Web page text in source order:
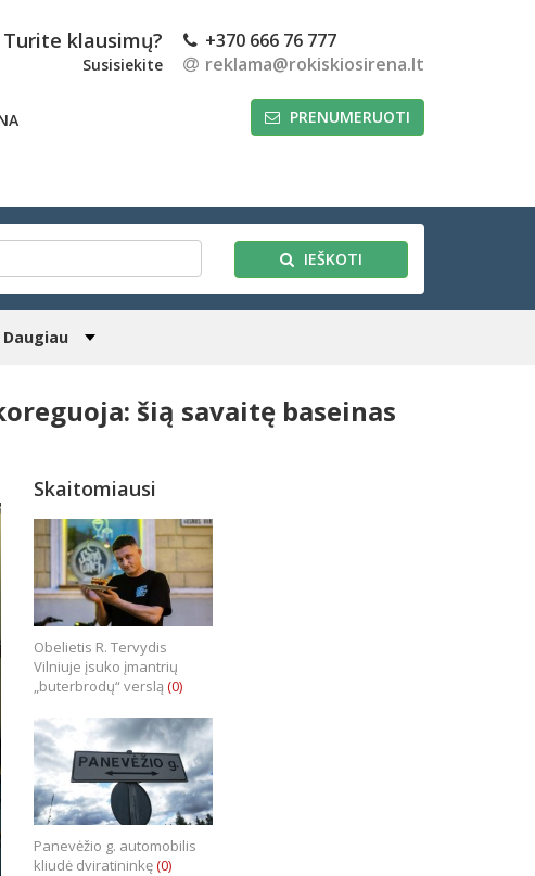
Turite klausimų?
Susisiekite
+370 666 76 777
reklama@rokiskiosirena.lt
PRENUMERUOTI
IEŠKOTI
Daugiau
šią savaitę baseinas
Skaitomiausi
Obelietis R. Tervydis
Vilniuje įsuko įmantrių
„buterbrodų“ verslą (0)
Panevėžio g. automobilis
kliudė dviratininkę(0)